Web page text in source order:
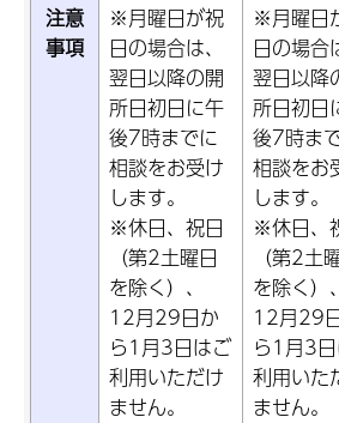
注意
事項
※月曜日が祝
日の場合は、
翌日以降の開
所日初日に午
後7時までに
相談をお受け
します。
※休日、祝日
（第2土曜日
を除く）、
12月29日か
ら1月3日はご
利用いただけ
ません。
※月曜日
日の場合
翌日以降
所日初日
後7時ま
相談をお
します。
※休日、
（第2土
を除く）、
12月29
ら1月3
利用いた
ません。